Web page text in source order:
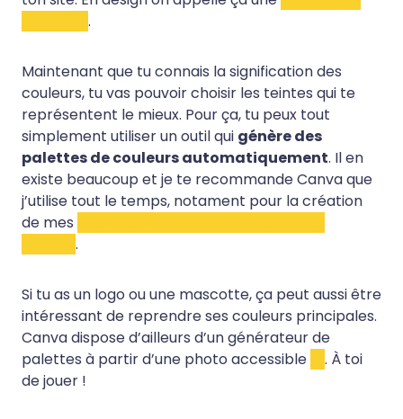
.
Maintenant que tu connais la signification des
couleurs, tu vas pouvoir choisir les teintes qui te
représentent le mieux. Pour ça, tu peux tout
simplement utiliser un outil qui génère des
palettes de couleurs automatiquement. Il en
existe beaucoup et je te recommande Canva que
j’utilise tout le temps, notament pour la création
de mes
.
Si tu as un logo ou une mascotte, ça peut aussi être
intéressant de reprendre ses couleurs principales.
Canva dispose d’ailleurs d’un générateur de
palettes à partir d’une photo accessible
. À toi
de jouer !